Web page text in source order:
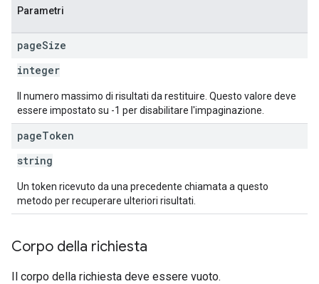
Parametri
pageSize
integer
Il numero massimo di risultati da restituire. Questo valore deve
essere impostato su -1 per disabilitare l'impaginazione.
pageToken
string
Un token ricevuto da una precedente chiamata a questo
metodo per recuperare ulteriori risultati.
Corpo della richiesta
Il corpo della richiesta deve essere vuoto.